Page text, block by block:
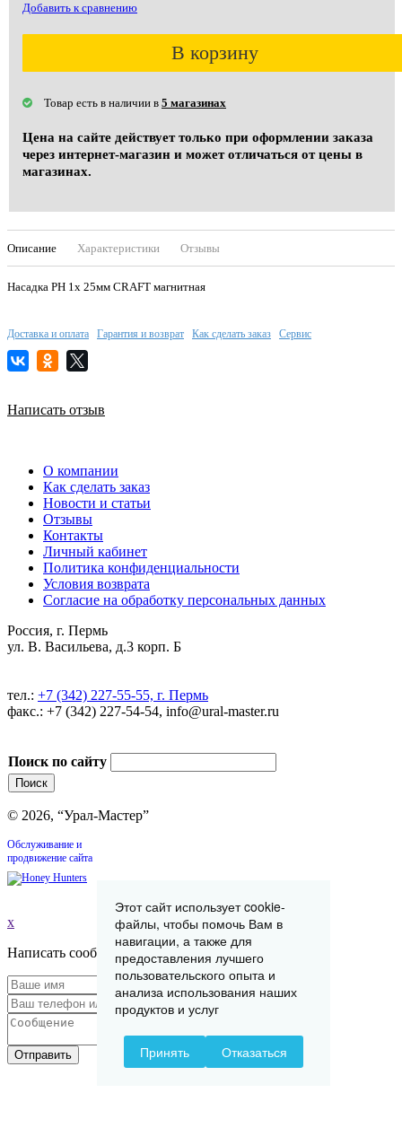
Добавить к сравнению
В корзину
Товар есть в наличии в 5 магазинах
Цена на сайте действует только при оформлении заказа
через интернет-магазин и может отличаться от цены в
магазинах.
Описание Характеристики Отзывы
Насадка PH 1х 25мм CRAFT магнитная
Доставка и оплата Гарантия и возврат Как сделать заказ Сервис
Написать отзыв
О компании
Как сделать заказ
Новости и статьи
Отзывы
Контакты
Личный кабинет
Политика конфиденциальности
Условия возврата
Согласие на обработку персональных данных
Россия, г. Пермь
ул. В. Васильева, д.3 корп. Б
тел.: +7 (342) 227-55-55, г. Пермь
факс.: +7 (342) 227-54-54, info@ural-master.ru
Поиск по сайту
© 2026, “Урал-Мастер”
Обслуживание и
продвижение сайта
x
Написать сообщение
Отправить
Этот сайт использует cookie-
файлы, чтобы помочь Вам в
навигации, а также для
предоставления лучшего
пользовательского опыта и
анализа использования наших
продуктов и услуг
Принять Отказаться